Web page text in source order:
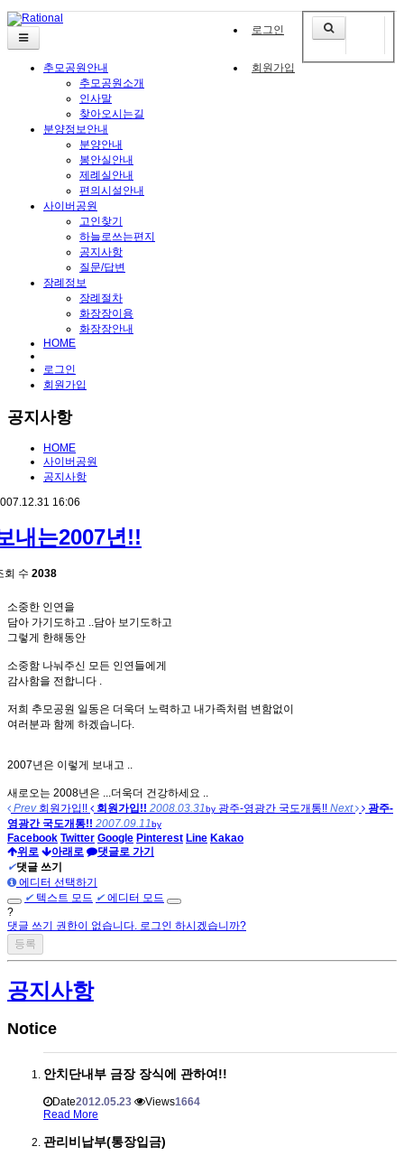
로그인
회원가입
추모공원안내
추모공원소개
인사말
찾아오시는길
분양정보안내
분양안내
봉안실안내
제례실안내
편의시설안내
사이버공원
고인찾기
하늘로쓰는편지
공지사항
질문/답변
장례정보
장례절차
화장장이용
화장장안내
HOME
로그인
회원가입
공지사항
HOME
사이버공원
공지사항
16:06
내는2007년!!
회 수 2038
소중한 인연을
담아 가기도하고 ..담아 보기도하고
그렇게 한해동안
소중함 나눠주신 모든 인연들에게
감사함을 전합니다 .
저희 추모공원 일동은 더욱더 노력하고 내가족처럼 변함없이
여러분과 함께 하겠습니다.
2007년은 이렇게 보내고 ..
새로오는 2008년은 ...더욱더 건강하세요 ..
Prev회원가입!! 회원가입!! 2008.03.31by 광주-영광간 국도개통!! Next
광주-
영광간 국도개통!! 2007.09.11by
Facebook Twitter Google Pinterest Line Kakao
위로
아래로
댓글로 가기
✔댓글 쓰기
에디터 선택하기
✔ 텍스트 모드 ✔에디터 모드
?
댓글 쓰기 권한이 없습니다. 로그인 하시겠습니까?
공지사항
Notice
안치단내부 금장 장식에 관하여!!
Date2012.05.23 Views1664
Read More
관리비납부(통장입금)